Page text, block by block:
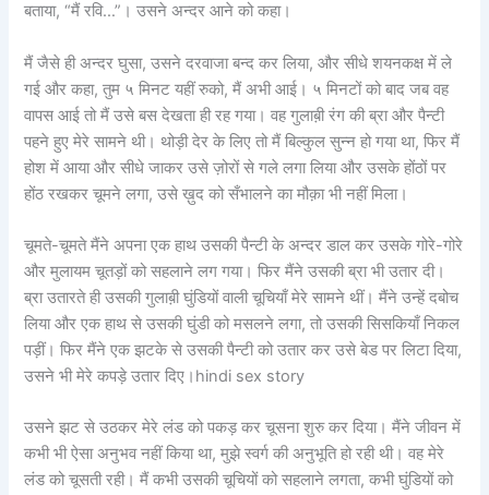
बताया, “मैं रवि…”। उसने अन्दर आने को कहा।
मैं जैसे ही अन्दर घुसा, उसने दरवाजा बन्द कर लिया, और सीधे शयनकक्ष में ले
गई और कहा, तुम ५ मिनट यहीं रुको, मैं अभी आई। ५ मिनटों को बाद जब वह
वापस आई तो मैं उसे बस देखता ही रह गया। वह गुलाब़ी रंग की ब्रा और पैन्टी
पहने हुए मेरे सामने थी। थोड़ी देर के लिए तो मैं बिल्कुल सुन्न हो गया था, फिर मैं
होश में आया और सीधे जाकर उसे ज़ोरों से गले लगा लिया और उसके होंठों पर
होंठ रखकर चूमने लगा, उसे ख़ुद को सँभालने का मौक़ा भी नहीं मिला।
चूमते-चूमते मैंने अपना एक हाथ उसकी पैन्टी के अन्दर डाल कर उसके गोरे-गोरे
और मुलायम चूतड़ों को सहलाने लग गया। फिर मैंने उसकी ब्रा भी उतार दी।
ब्रा उतारते ही उसकी गुलाब़ी घुंडियों वाली चूचियाँ मेरे सामने थीं। मैंने उन्हें दबोच
लिया और एक हाथ से उसकी घुंडी को मसलने लगा, तो उसकी सिसकियाँ निकल
पड़ीं। फिर मैंने एक झटके से उसकी पैन्टी को उतार कर उसे बेड पर लिटा दिया,
उसने भी मेरे कपड़े उतार दिए।hindi sex story
उसने झट से उठकर मेरे लंड को पकड़ कर चूसना शुरु कर दिया। मैंने जीवन में
कभी भी ऐसा अनुभव नहीं किया था, मुझे स्वर्ग की अनुभूति हो रही थी। वह मेरे
लंड को चूसती रही। मैं कभी उसकी चूचियों को सहलाने लगता, कभी घुंडियों को